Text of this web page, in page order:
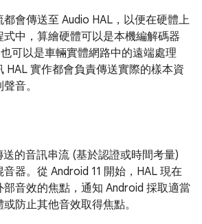
會傳送至 Audio HAL，以便在硬體上
中，算繪硬體可以是本機編解碼器
可以是車輛實體網路中的遠端處理
HAL 實作都會負責傳送實際的樣本資
音。
的音訊串流 (基於認證或時間考量)
器。從 Android 11 開始，HAL 現在
音效的焦點，通知 Android 採取適當
防止其他音效取得焦點。